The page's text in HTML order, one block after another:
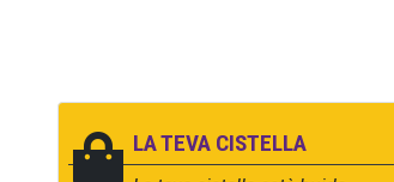
LA TEVA CISTELLA